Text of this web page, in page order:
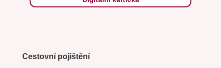
Cestovní pojištění